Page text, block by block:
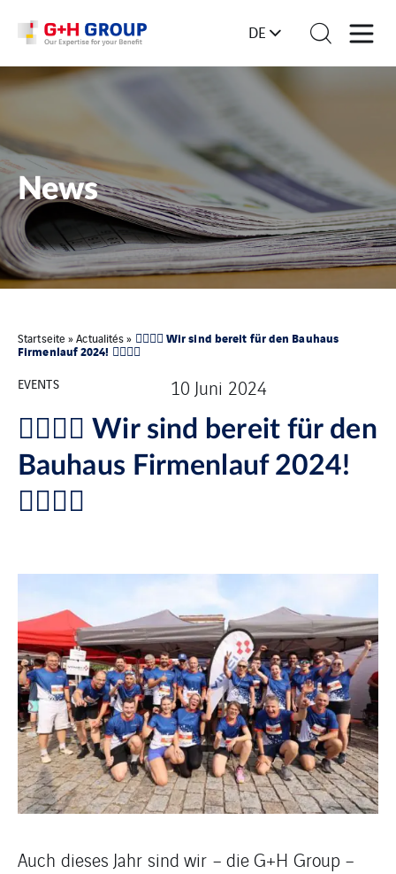
DE
News
Startseite »Actualités» 🏃‍♂️🏃‍♀️ Wir sind bereit für den Bauhaus
Firmenlauf 2024! 🏃‍♂️🏃‍♀️
EVENTS
10 Juni 2024
🏃‍♂️🏃‍♀️ Wir sind bereit für den
Bauhaus Firmenlauf 2024!
🏃‍♂️🏃‍♀️
Auch dieses Jahr sind wir – die G+H Group –